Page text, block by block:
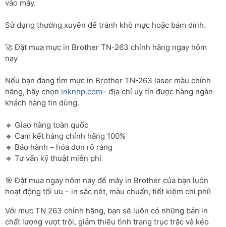
vào máy.
Sử dụng thường xuyên để tránh khô mực hoặc bám dính.
🚀 Đặt mua mực in Brother TN-263 chính hãng ngay hôm
nay
Nếu bạn đang tìm mực in Brother TN-263 laser màu chính
hãng, hãy chọn inknhp.com– địa chỉ uy tín được hàng ngàn
khách hàng tin dùng.
🔹 Giao hàng toàn quốc
🔹 Cam kết hàng chính hãng 100%
🔹 Bảo hành – hóa đơn rõ ràng
🔹 Tư vấn kỹ thuật miễn phí
🎯 Đặt mua ngay hôm nay để máy in Brother của bạn luôn
hoạt động tối ưu – in sắc nét, màu chuẩn, tiết kiệm chi phí!
Với mực TN 263 chính hãng, bạn sẽ luôn có những bản in
chất lượng vượt trội, giảm thiểu tình trạng trục trặc và kéo